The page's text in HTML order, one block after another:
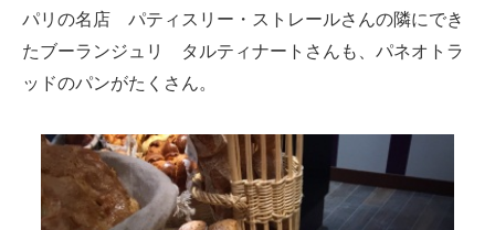
パリの名店 パティスリー・ストレールさんの隣にでき
たブーランジュリ タルティナートさんも、パネオトラ
ッドのパンがたくさん。